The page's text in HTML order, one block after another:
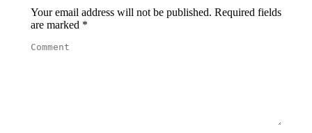
Your email address will not be published. Required fields
are marked *
Comment